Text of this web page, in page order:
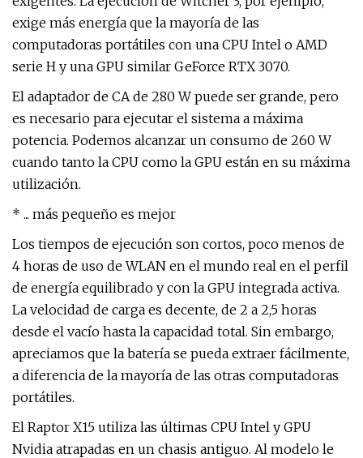
exige más energía que la mayoría de las
computadoras portátiles con una CPU Intel o AMD
serie H y una GPU similar GeForce RTX 3070.
El adaptador de CA de 280 W puede ser grande, pero
es necesario para ejecutar el sistema a máxima
potencia. Podemos alcanzar un consumo de 260 W
cuando tanto la CPU como la GPU están en su máxima
utilización.
* ... más pequeño es mejor
Los tiempos de ejecución son cortos, poco menos de
4 horas de uso de WLAN en el mundo real en el perfil
de energía equilibrado y con la GPU integrada activa.
La velocidad de carga es decente, de 2 a 2,5 horas
desde el vacío hasta la capacidad total. Sin embargo,
apreciamos que la batería se pueda extraer fácilmente,
a diferencia de la mayoría de las otras computadoras
portátiles.
El Raptor X15 utiliza las últimas CPU Intel y GPU
Nvidia atrapadas en un chasis antiguo. Al modelo le